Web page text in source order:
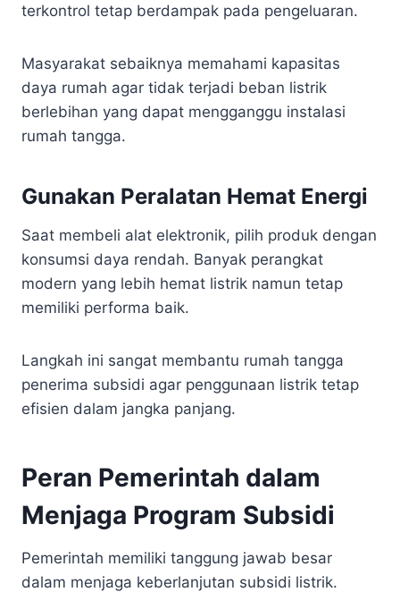
terkontrol tetap berdampak pada pengeluaran.
Masyarakat sebaiknya memahami kapasitas
daya rumah agar tidak terjadi beban listrik
berlebihan yang dapat mengganggu instalasi
rumah tangga.
Gunakan Peralatan Hemat Energi
Saat membeli alat elektronik, pilih produk dengan
konsumsi daya rendah. Banyak perangkat
modern yang lebih hemat listrik namun tetap
memiliki performa baik.
Langkah ini sangat membantu rumah tangga
penerima subsidi agar penggunaan listrik tetap
efisien dalam jangka panjang.
Peran Pemerintah dalam
Menjaga Program Subsidi
Pemerintah memiliki tanggung jawab besar
dalam menjaga keberlanjutan subsidi listrik.